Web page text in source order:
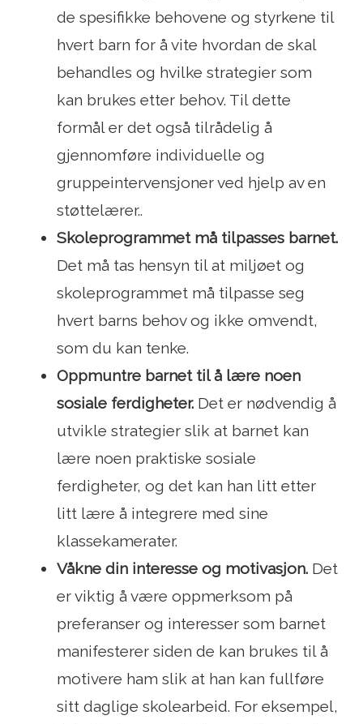
de spesifikke behovene og styrkene til
hvert barn for å vite hvordan de skal
behandles og hvilke strategier som
kan brukes etter behov. Til dette
formål er det også tilrådelig å
gjennomføre individuelle og
gruppeintervensjoner ved hjelp av en
støttelærer..
Skoleprogrammet må tilpasses barnet.
Det må tas hensyn til at miljøet og
skoleprogrammet må tilpasse seg
hvert barns behov og ikke omvendt,
som du kan tenke.
Oppmuntre barnet til å lære noen
sosiale ferdigheter. Det er nødvendig å
utvikle strategier slik at barnet kan
lære noen praktiske sosiale
ferdigheter, og det kan han litt etter
litt lære å integrere med sine
klassekamerater.
Våkne din interesse og motivasjon. Det
er viktig å være oppmerksom på
preferanser og interesser som barnet
manifesterer siden de kan brukes til å
motivere ham slik at han kan fullføre
sitt daglige skolearbeid. For eksempel,